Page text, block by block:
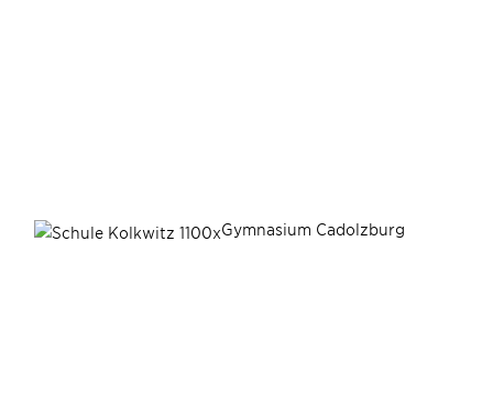
Gymnasium Cadolzburg